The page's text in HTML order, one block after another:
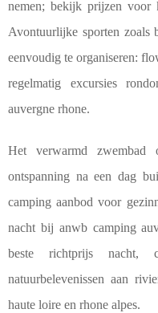
nemen; bekijk prijzen voor
Avontuurlijke sporten zoals
eenvoudig te organiseren:
regelmatig excursies
auvergne rhone.
Het verwarmd
ontspanning na een dag
camping aanbod voor
nacht bij anwb camping
beste richtprijs nacht,
natuurbelevenissen aan
haute loire en rhone alpes.